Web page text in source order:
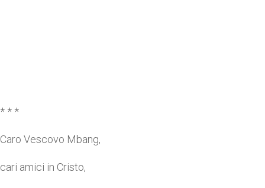
* * *
Caro Vescovo Mbang,
cari amici in Cristo,